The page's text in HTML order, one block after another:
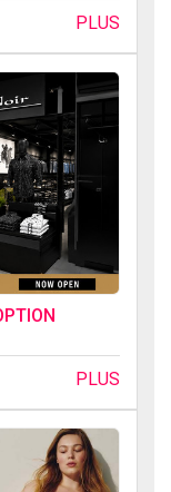
PLUS
PLUS